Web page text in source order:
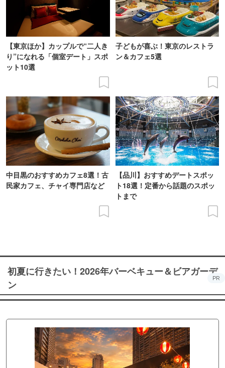
【東京ほか】カップルで“二人き
り”になれる「個室デート」スポ
ット10選
子どもが喜ぶ！東京のレストラ
ン＆カフェ5選
中目黒のおすすめカフェ8選！古
民家カフェ、チャイ専門店など
【品川】おすすめデートスポッ
ト18選！定番から話題のスポッ
トまで
初夏に行きたい！2026年バーベキュー＆ビアガーデ
ン
PR